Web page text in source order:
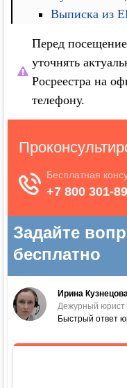
Выписка из
Перед
уточнять
Росреестра на
телефону.